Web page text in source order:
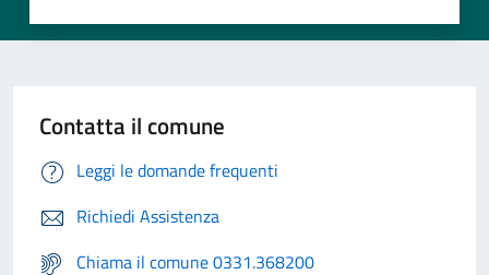
Contatta il comune
Leggi le domande frequenti
Richiedi Assistenza
Chiama il comune 0331.368200